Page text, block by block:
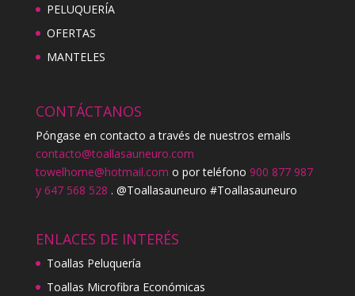
PELUQUERÍA
OFERTAS
MANTELES
CONTÁCTANOS
Póngase en contacto a través de nuestros emails
contacto@toallasauneuro.com
towelhome@hotmail.com o por teléfono 900 877 987
y 647 568 528 . @Toallasauneuro #Toallasauneuro
ENLACES DE INTERÉS
Toallas Peluquería
Toallas Microfibra Económicas